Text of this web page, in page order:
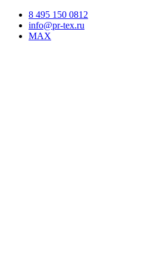
8 495 150 0812
info@pr-tex.ru
MAX